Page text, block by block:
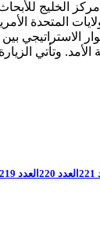
الخليج
الاستراتيجي
الأمد. وتأتي
العدد 220 العدد 219